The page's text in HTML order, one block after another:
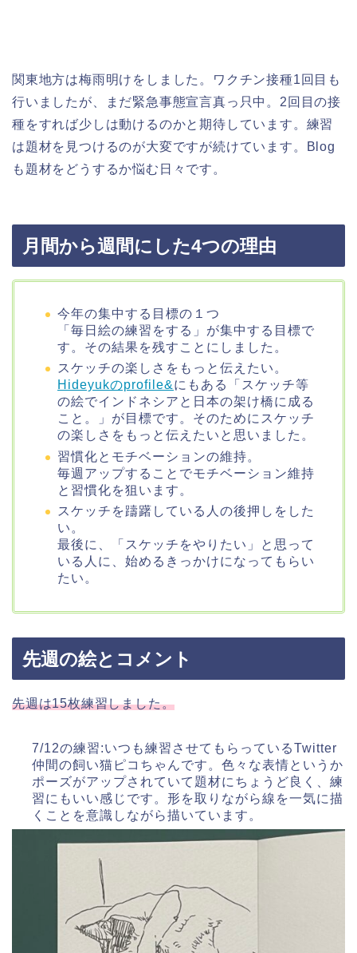
関東地方は梅雨明けをしました。ワクチン接種1回目も
行いましたが、まだ緊急事態宣言真っ只中。2回目の接
種をすれば少しは動けるのかと期待しています。練習
は題材を見つけるのが大変ですが続けています。Blog
も題材をどうするか悩む日々です。
月間から週間にした4つの理由
今年の集中する目標の１つ
「毎日絵の練習をする」が集中する目標で
す。その結果を残すことにしました。
スケッチの楽しさをもっと伝えたい。
Hideyukのprofile&にもある「スケッチ等
の絵でインドネシアと日本の架け橋に成る
こと。」が目標です。そのためにスケッチ
の楽しさをもっと伝えたいと思いました。
習慣化とモチベーションの維持。
毎週アップすることでモチベーション維持
と習慣化を狙います。
スケッチを躊躇している人の後押しをした
い。
最後に、「スケッチをやりたい」と思って
いる人に、始めるきっかけになってもらい
たい。
先週の絵とコメント
先週は15枚練習しました。
7/12の練習:いつも練習させてもらっているTwitter
仲間の飼い猫ピコちゃんです。色々な表情というか
ポーズがアップされていて題材にちょうど良く、練
習にもいい感じです。形を取りながら線を一気に描
くことを意識しながら描いています。